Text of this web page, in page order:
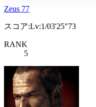
Zeus 77
スコア:Lv:1/03'25"73
RANK
5